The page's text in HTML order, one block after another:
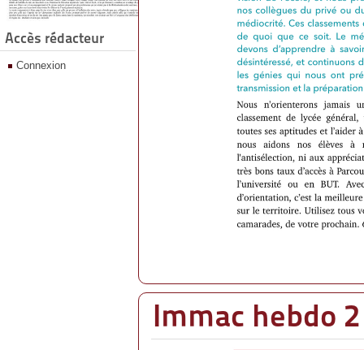
Accès rédacteur
Connexion
Immac hebdo